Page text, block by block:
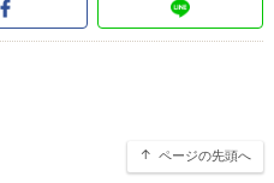
ページの先頭へ